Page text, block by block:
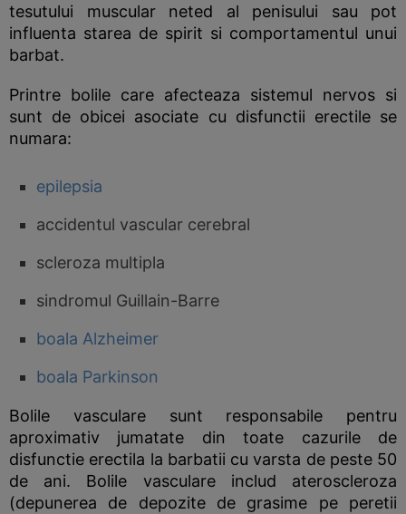
tesutului muscular neted al penisului sau pot
influenta starea de spirit si comportamentul unui
barbat.
Printre bolile care afecteaza sistemul nervos si
sunt de obicei asociate cu disfunctii erectile se
numara:
epilepsia
accidentul vascular cerebral
scleroza multipla
sindromul Guillain-Barre
boala Alzheimer
boala Parkinson
Bolile vasculare sunt responsabile pentru
aproximativ jumatate din toate cazurile de
disfunctie erectila la barbatii cu varsta de peste 50
de ani. Bolile vasculare includ ateroscleroza
(depunerea de depozite de grasime pe peretii